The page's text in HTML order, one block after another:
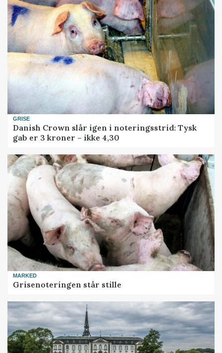
GRISE
Danish Crown slår igen i noteringsstrid: Tysk
gab er 3 kroner – ikke 4,30
MARKED
Grisenoteringen står stille